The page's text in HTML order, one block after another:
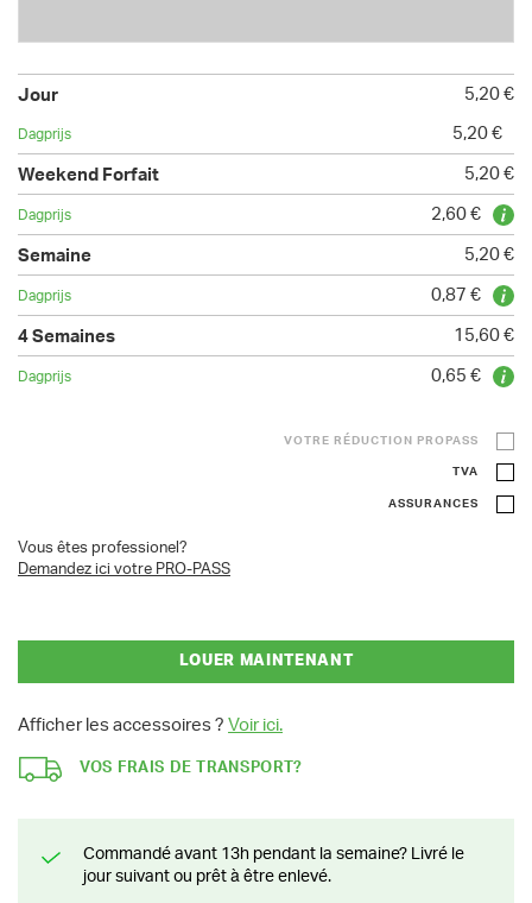
5,20 €
5,20 €
5,20 €
2,60 €
5,20 €
0,87 €
15,60 €
0,65 €
VOTRE RÉDUCTION PROPASS
TVA
ASSURANCES
Vous êtes professionel?
Demandez ici votre PRO-PASS
LOUER MAINTENANT
Afficher les accessoires ? Voir ici.
VOS FRAIS DE TRANSPORT?
Commandé avant 13h pendant la semaine? Livré le
jour suivant ou prêt à être enlevé.